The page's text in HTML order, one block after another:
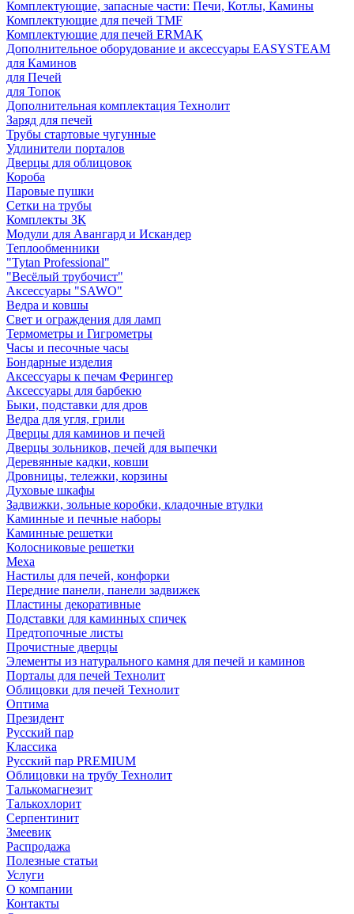
Комплектующие, запасные части: Печи, Котлы, Камины
Комплектующие для печей TMF
Комплектующие для печей ERMAK
Дополнительное оборудование и аксессуары EASYSTEAM
для Каминов
для Печей
для Топок
Дополнительная комплектация Технолит
Заряд для печей
Трубы стартовые чугунные
Удлинители порталов
Дверцы для облицовок
Короба
Паровые пушки
Сетки на трубы
Комплекты ЗК
Модули для Авангард и Искандер
Теплообменники
"Tytan Professional"
"Весёлый трубочист"
Аксессуары "SAWO"
Ведра и ковшы
Свет и ограждения для ламп
Термометры и Гигрометры
Часы и песочные часы
Бондарные изделия
Аксессуары к печам Ферингер
Аксессуары для барбекю
Быки, подставки для дров
Ведра для угля, грили
Дверцы для каминов и печей
Дверцы зольников, печей для выпечки
Деревянные кадки, ковши
Дровницы, тележки, корзины
Духовые шкафы
Задвижки, зольные коробки, кладочные втулки
Каминные и печные наборы
Каминные решетки
Колосниковые решетки
Меха
Настилы для печей, конфорки
Передние панели, панели задвижек
Пластины декоративные
Подставки для каминных спичек
Предтопочные листы
Прочистные дверцы
Элементы из натурального камня для печей и каминов
Порталы для печей Технолит
Облицовки для печей Технолит
Оптима
Президент
Русский пар
Классика
Русский пар PREMIUM
Облицовки на трубу Технолит
Талькомагнезит
Талькохлорит
Серпентинит
Змеевик
Распродажа
Полезные статьи
Услуги
О компании
Контакты